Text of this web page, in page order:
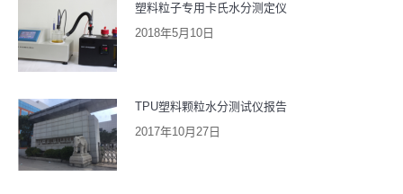
塑料粒子专用卡氏水分测定仪
2018年5月10日
TPU塑料颗粒水分测试仪报告
2017年10月27日